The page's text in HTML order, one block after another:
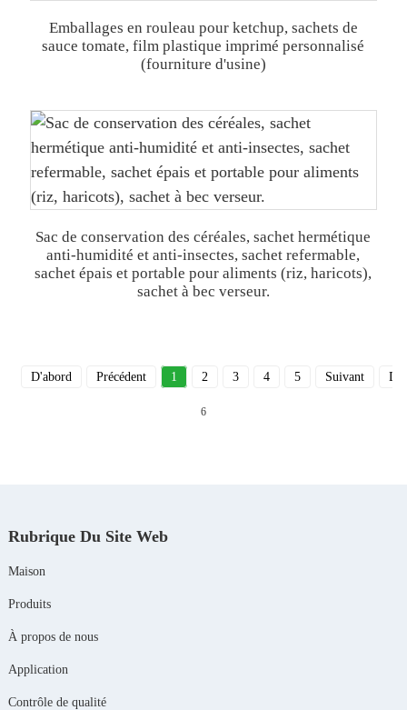
Emballages en rouleau pour ketchup, sachets de
sauce tomate, film plastique imprimé personnalisé
(fourniture d'usine)
Sac de conservation des céréales, sachet hermétique
anti-humidité et anti-insectes, sachet refermable,
sachet épais et portable pour aliments (riz, haricots),
sachet à bec verseur.
D'abord Précédent 1 2 3 4 5 Suivant
6
Rubrique Du Site Web
Maison
Produits
À propos de nous
Application
Contrôle de qualité